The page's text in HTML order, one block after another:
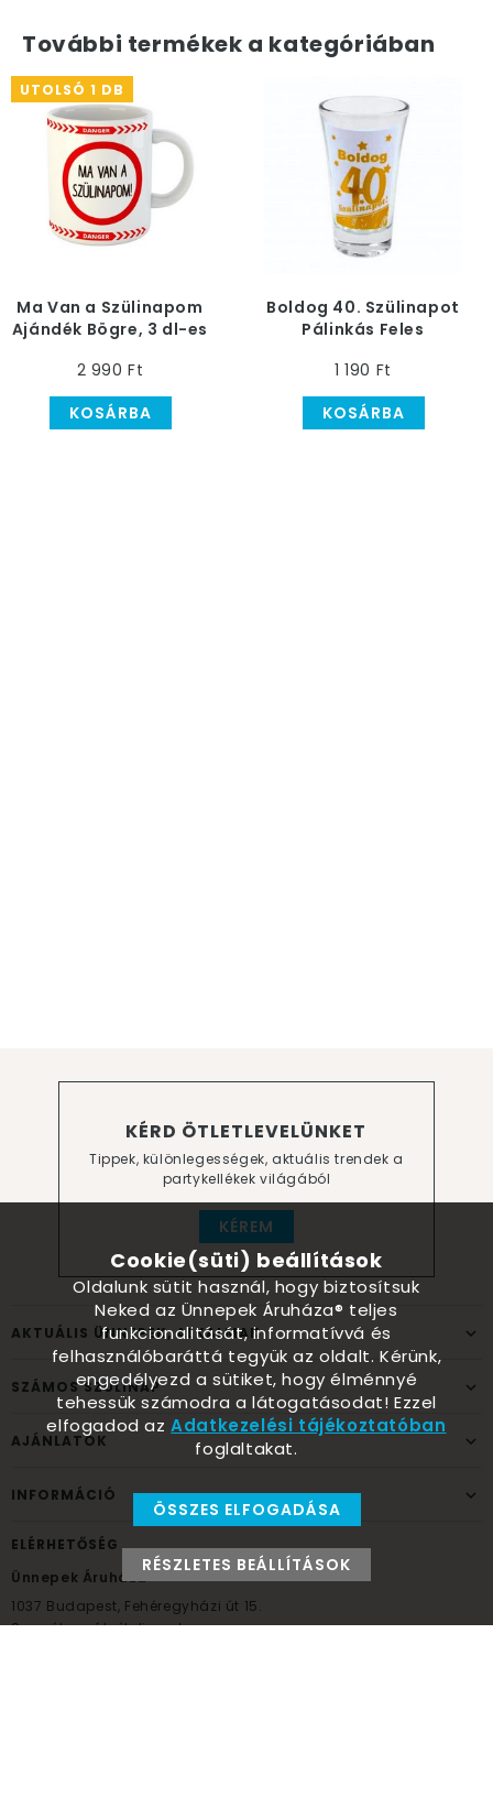
További termékek a kategóriában
UTOLSÓ 1 DB
Ma Van a Szülinapom
Ajándék Bögre, 3 dl-es
2 990 Ft
KOSÁRBA
Boldog 40. Szülinapot
Pálinkás Feles
1 190 Ft
KOSÁRBA
KÉRD ÖTLETLEVELÜNKET
Tippek, különlegességek, aktuális trendek a
partykellékek világából
KÉREM
AKTUÁLIS ÜNNEPEK, ALKALMAK
SZÁMOS SZÜLINAP
AJÁNLATOK
INFORMÁCIÓ
ELÉRHETŐSÉG
Ünnepek Áruháza
1037 Budapest, Fehéregyházi út 15.
Személyes átvételi pont
Cookie(süti) beállítások
Oldalunk sütit használ, hogy biztosítsuk
Neked az Ünnepek Áruháza® teljes
funkcionalitását, informatívvá és
felhasználóbaráttá tegyük az oldalt. Kérünk,
engedélyezd a sütiket, hogy élménnyé
tehessük számodra a látogatásodat! Ezzel
elfogadod azAdatkezelési tájékoztatóban
foglaltakat.
ÖSSZES ELFOGADÁSA
RÉSZLETES BEÁLLÍTÁSOK